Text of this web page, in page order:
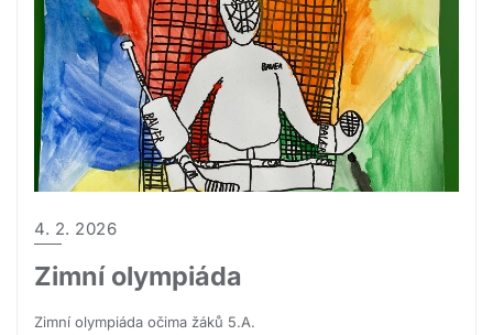
4. 2. 2026
Zimní olympiáda
Zimní olympiáda očima žáků 5.A.